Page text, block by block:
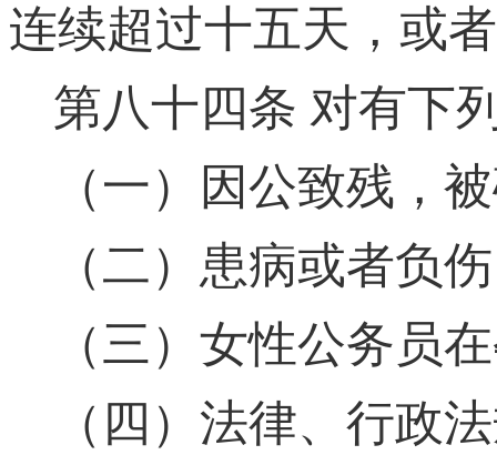
连续超过十五天，或
第八十四条 对有下
（一）因公致残，
（二）患病或者负
（三）女性公务员
（四）法律、行政